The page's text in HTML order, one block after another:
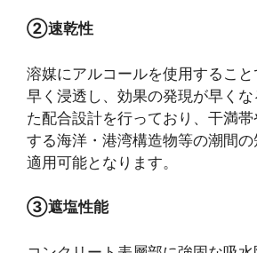
②速乾性
溶媒にアルコールを使用するこ
早く浸透し、効果の発現が早く
た配合設計を行っており、干満
する海洋・港湾構造物等の潮間
適用可能となります。
③遮塩性能